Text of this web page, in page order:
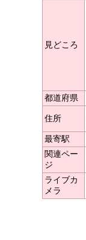
見どころ
都道府県
住所
最寄駅
関連ペー
ジ
ライブカ
メラ